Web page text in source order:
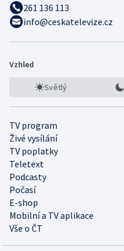
261 136 113
info@ceskatelevize.cz
Vzhled
Světlý
TV program
Živé vysílání
TV poplatky
Teletext
Podcasty
Počasí
E-shop
Mobilní a TV aplikace
Vše o ČT